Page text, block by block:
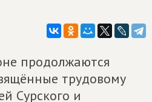
продолжаются
трудовому
Сурского и